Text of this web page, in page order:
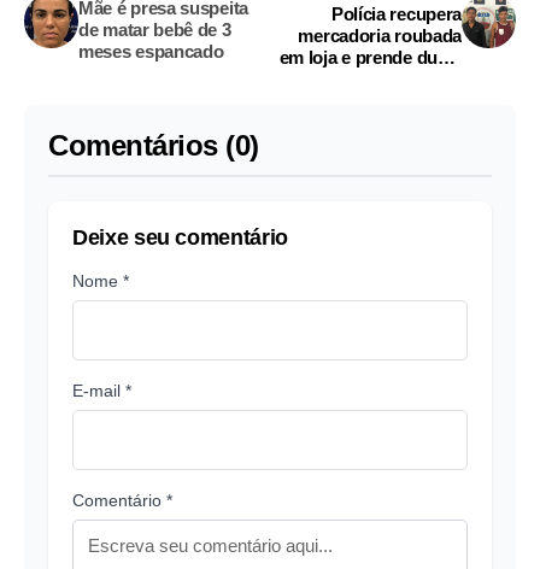
Mãe é presa suspeita
de matar bebê de 3
meses espancado
Polícia recupera
mercadoria roubada
em loja e prende dupla
Comentários (0)
Deixe seu comentário
Nome *
E-mail *
Comentário *